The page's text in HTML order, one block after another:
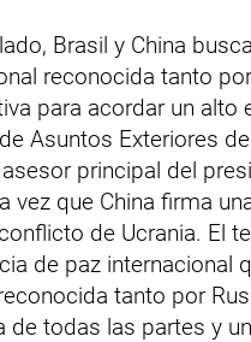
Brasil y China
reconocida tanto
para acordar un
Asuntos Exteriores
principal del
vez que China firma
de Ucrania. El
de paz internacional
tanto por
de todas las partes y